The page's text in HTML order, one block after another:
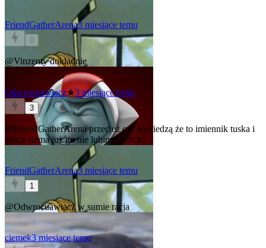
FriendGatherArena3 miesiące temu
0
@Vinzentydokladnie
Odwrocuawiacz★3 miesiące temu
3
@FriendGatherArenaprzecież oni powiedzą że to imiennik tuska i
gitara siema już go nie lubimy i cześć
FriendGatherArena3 miesiące temu
1
@Odwrocuawiaczw sumie racja
ciemek3 miesiące temu